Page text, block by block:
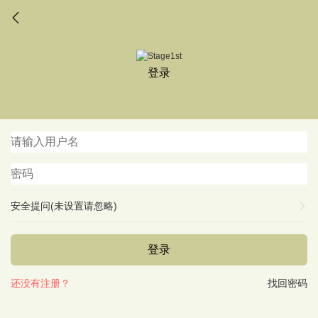
登录
安全提问(未设置请忽略)
登录
找回密码
还没有注册？